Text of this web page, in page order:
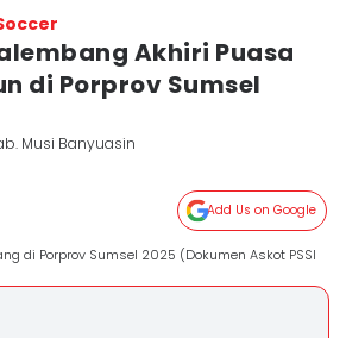
Akhiri Puasa
di Porprov Sumsel
Musi Banyuasin
Add Us on Google
di Porprov Sumsel 2025 (Dokumen Askot PSSI